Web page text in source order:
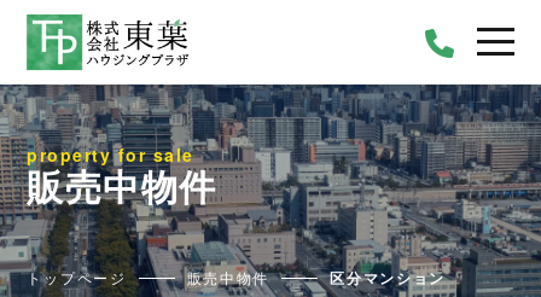
property for sale
販売中物件
トップページ 販売中物件 区分マンション